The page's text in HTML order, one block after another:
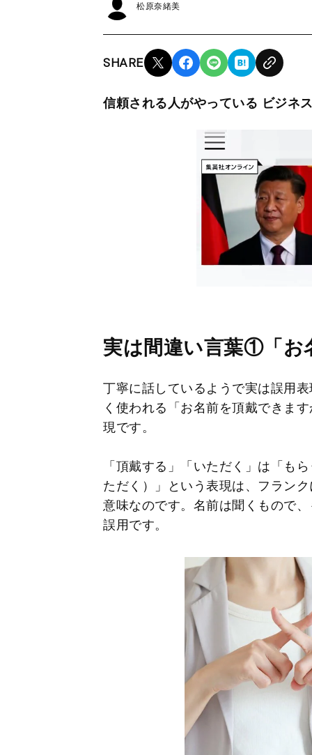
松原奈緒美
SHARE
信頼される人がやっている ビジネ
実は間違い言葉①「お
丁寧に話しているようで実は誤用
く使われる「お名前を頂戴できま
現です。
「頂戴する」「いただく」は「も
ただく）」という表現は、フラン
意味なのです。名前は聞くもので
誤用です。